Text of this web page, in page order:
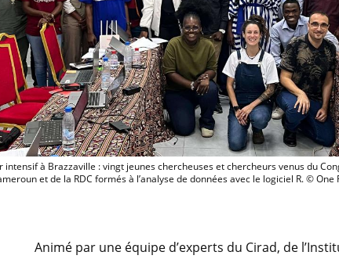
Atelier intensif à Brazzaville :
intensif à Brazzaville : vingt jeunes chercheuses et chercheurs venus du
et de la RDC formés à l’analyse de données avec le logiciel R. © One
Animé par une équipe d’experts du Cirad, de